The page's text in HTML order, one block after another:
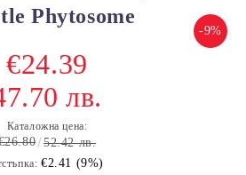
Phytosome
-9%
€24.39
лв.
Каталожна цена:
52.42 лв.
€2.41 (9%)